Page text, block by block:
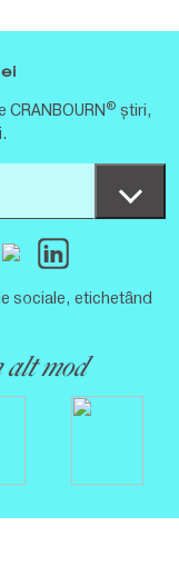
sociale, etichetând
mod
® știri,